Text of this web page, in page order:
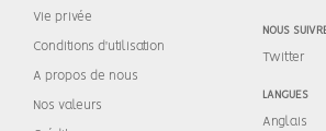
Vie privée
Conditions d'utilisation
A propos de nous
Nos valeurs
NOUS
Twitter
LANGUES
Anglais